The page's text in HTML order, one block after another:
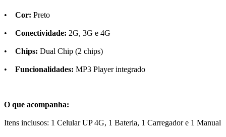
• Cor: Preto
• Conectividade: 2G, 3G e 4G
• Chips: Dual Chip (2 chips)
• Funcionalidades: MP3 Player integrado
O que acompanha:
Itens inclusos: 1 Celular UP 4G, 1 Bateria, 1 Carregador e 1 Manual